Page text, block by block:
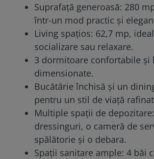
Suprafață generoasă: 280
într-un mod practic și
Living spațios: 62,7 mp,
socializare sau relaxare.
3 dormitoare confortabile și
dimensionate.
Bucătărie închisă și un
pentru un stil de viață
Multiple spații de
dressinguri, o cameră de
spălătorie și o debara.
Spații sanitare ample: 4 băi